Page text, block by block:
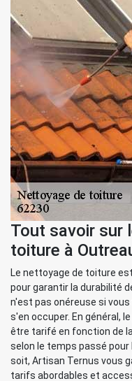
Tout savoir sur
toiture à
Le nettoyage de toiture
pour garantir la durabilité
n'est pas onéreuse si
s'en occuper. En général,
être tarifé en fonction de
selon le temps passé pour
soit, Artisan Ternus vous
tarifs abordables et